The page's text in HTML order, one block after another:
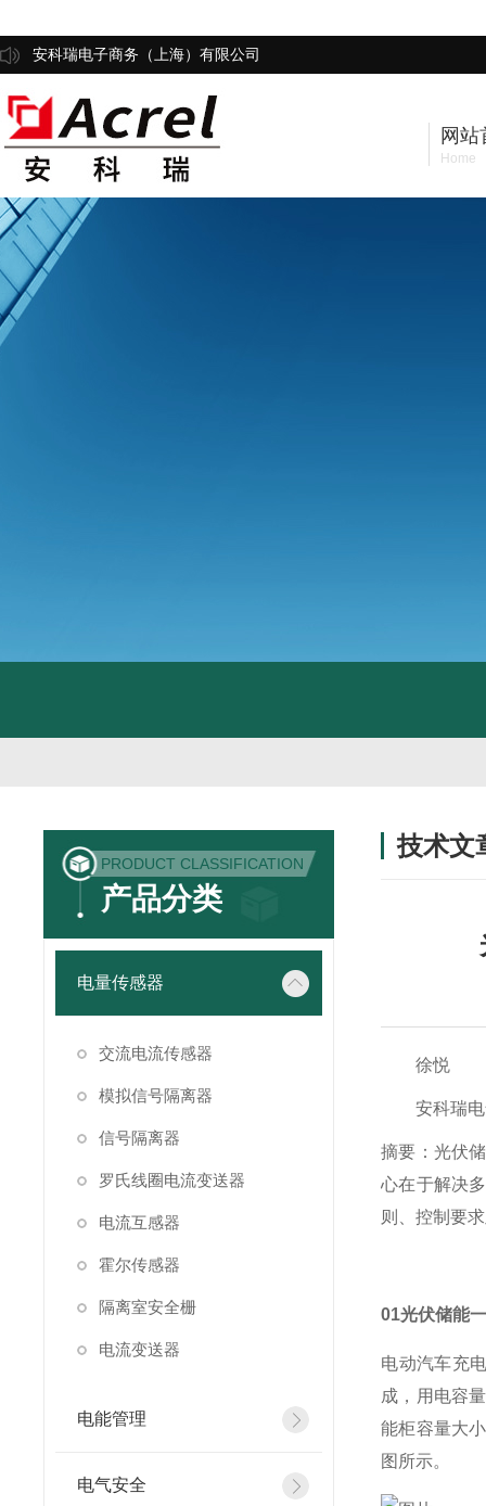
安科瑞电子商务（上海）有限公司
网站
Home
PRODUCT CLASSIFICATION
产品分类
电量传感器
交流电流传感器
模拟信号隔离器
信号隔离器
罗氏线圈电流变送器
电流互感器
霍尔传感器
隔离室安全栅
电流变送器
电能管理
电气安全
技术文
徐悦
安科瑞
摘要：光伏
心在于解决
则、控制要
01光伏储能
电动汽车充
成，用电容
能柜容量大
图所示。